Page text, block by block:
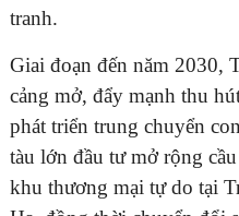
tranh.
Giai đoạn đến năm 2030,
cảng mở, đẩy mạnh thu
phát triển trung chuyển
tàu lớn đầu tư mở rộng
khu thương mại tự do tại